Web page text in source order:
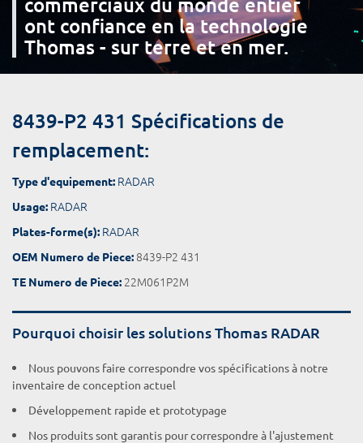
ont confiance en la technologie
Thomas - sur terre et en mer.
8439-P2 431 Spécifications de
remplacement:
Type d'equipement: RADAR
Usage: RADAR
Plates-forme(s): RADAR
OEM Numero de Piece: 8439-P2 431
TE Numero de Piece: 22M061P2M
Pourquoi choisir les solutions Thomas RADAR
Nous pouvons faire correspondre vos spécifications à notre
inventaire de conception actuel
Développement rapide et prototypage
Nos produits sont garantis pour correspondre à l'ajustement